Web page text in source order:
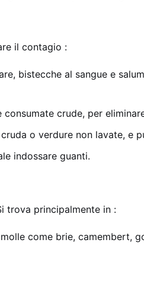
il contagio :
bistecche al sangue e
crude, per
o verdure non lavate, e
indossare guanti.
trova principalmente in :
come brie, camembert,